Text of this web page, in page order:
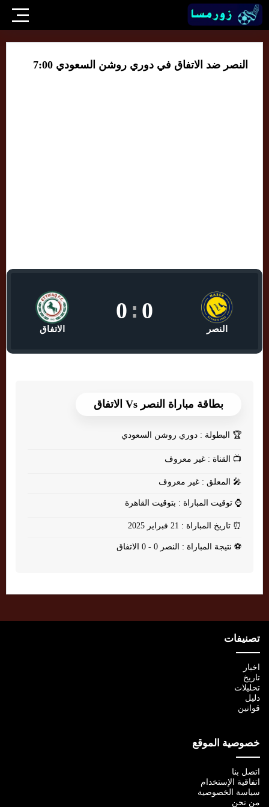
النصر ضد الاتفاق في دوري روشن السعودي 7:00
النصر
0
:
0
الاتفاق
بطاقة مباراة النصر Vs الاتفاق
🏆 البطولة : دوري روشن السعودي
📺 القناة : غير معروف
🎤 المعلق : غير معروف
⌚ توقيت المباراة : بتوقيت القاهرة
⏰ تاريخ المباراة : 21 فبراير 2025
⚽ نتيجة المباراة : النصر 0 - 0 الاتفاق
تصنيفات
اخبار
تاريخ
تحليلات
دليل
قوانين
خصوصية الموقع
اتصل بنا
اتفاقية الإستخدام
سياسة الخصوصية
من نحن